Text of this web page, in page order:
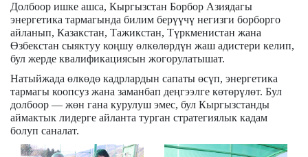
Долбоор ишке ашса, Кыргызстан Борбор Азиядагы
энергетика тармагында билим берүүчү негизги борборго
айланып, Казакстан, Тажикстан, Түркменистан жана
Өзбекстан сыяктуу коңшу өлкөлөрдүн жаш адистери келип,
бул жерде квалификациясын жогорулатышат.
Натыйжада өлкөдө кадрлардын сапаты өсүп, энергетика
тармагы коопсуз жана заманбап деңгээлге көтөрүлөт. Бул
долбоор — жөн гана курулуш эмес, бул Кыргызстанды
аймактык лидерге айланта турган стратегиялык кадам
болуп саналат.